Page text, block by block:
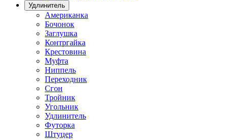
Удлинитель
Американка
Бочонок
Заглушка
Контргайка
Крестовина
Муфта
Ниппель
Переходник
Сгон
Тройник
Угольник
Удлинитель
Футорка
Штуцер